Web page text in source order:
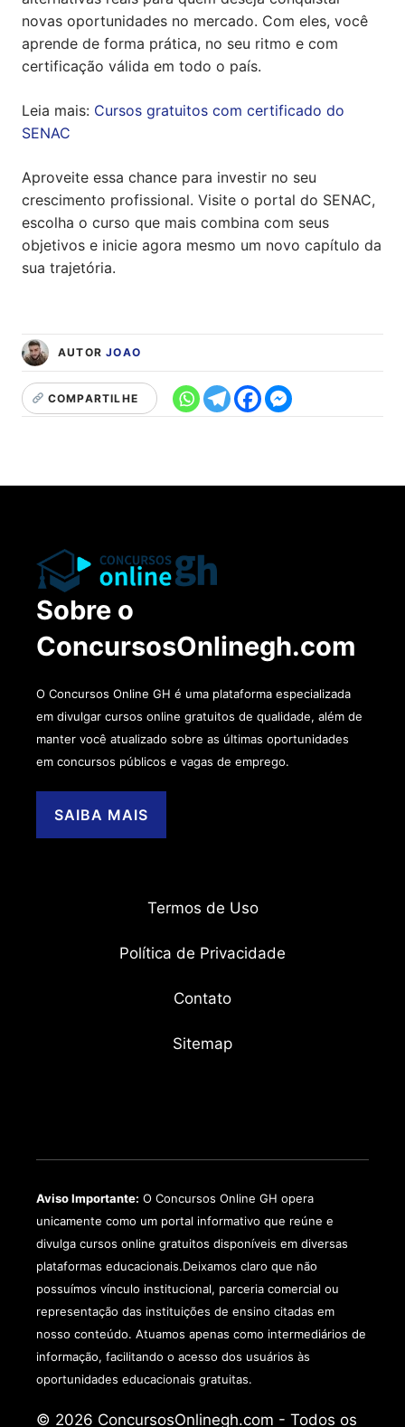
novas oportunidades no mercado. Com eles, você
aprende de forma prática, no seu ritmo e com
certificação válida em todo o país.
Leia mais: Cursos gratuitos com certificado do
SENAC
Aproveite essa chance para investir no seu
crescimento profissional. Visite o portal do SENAC,
escolha o curso que mais combina com seus
objetivos e inicie agora mesmo um novo capítulo da
sua trajetória.
AUTORJOAO
COMPARTILHE
Sobre o
ConcursosOnlinegh.com
O Concursos Online GH é uma plataforma especializada
em divulgar cursos online gratuitos de qualidade, além de
manter você atualizado sobre as últimas oportunidades
em concursos públicos e vagas de emprego.
SAIBA MAIS
Termos de Uso
Política de Privacidade
Contato
Sitemap
Aviso Importante: O Concursos Online GH opera
unicamente como um portal informativo que reúne e
divulga cursos online gratuitos disponíveis em diversas
plataformas educacionais.Deixamos claro que não
possuímos vínculo institucional, parceria comercial ou
representação das instituições de ensino citadas em
nosso conteúdo. Atuamos apenas como intermediários de
informação, facilitando o acesso dos usuários às
oportunidades educacionais gratuitas.
© 2026 ConcursosOnlinegh.com - Todos os